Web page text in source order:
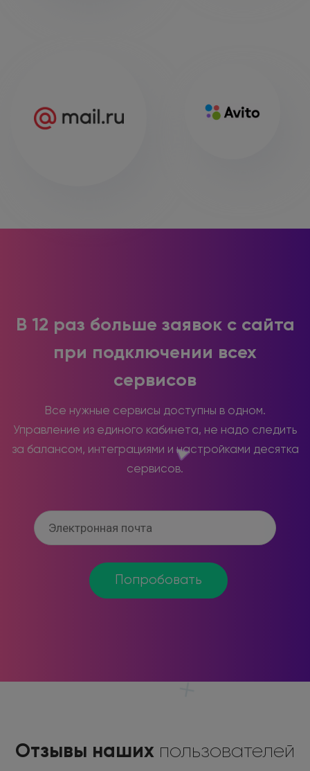
В 12 раз больше заявок с сайта
при подключении всех
сервисов
Все нужные сервисы доступны в одном.
Управление из единого кабинета, не надо следить
за балансом, интеграциями и настройками десятка
сервисов.
Попробовать
Отзывы наших пользователей